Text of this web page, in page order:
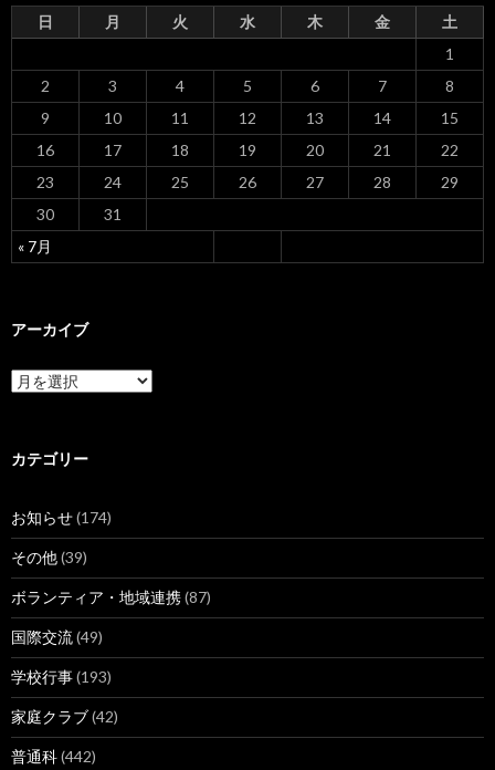
ン日 月 火 水 木 金 土
« 7月
1
2
3 4 5 6 7
8
9
10 11 12 13 14
15
16
17 18 19 20 21
22
23
24 25 26 27 28
29
30
31
アーカイブ
ア
ー
ブ
カテゴリー
お知らせ(174)
その他(39)
ボランティア・地域連携(87)
国際交流(49)
学校行事(193)
家庭クラブ(42)
普通科(442)